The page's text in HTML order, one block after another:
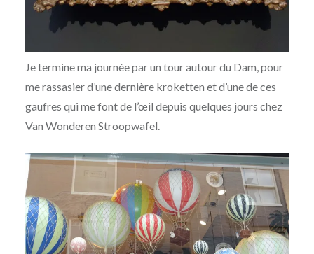
Je termine ma journée par un tour autour du Dam, pour
me rassasier d’une dernière kroketten et d’une de ces
gaufres qui me font de l’œil depuis quelques jours chez
Van Wonderen Stroopwafel.